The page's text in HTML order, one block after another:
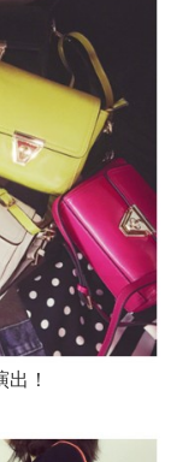
！